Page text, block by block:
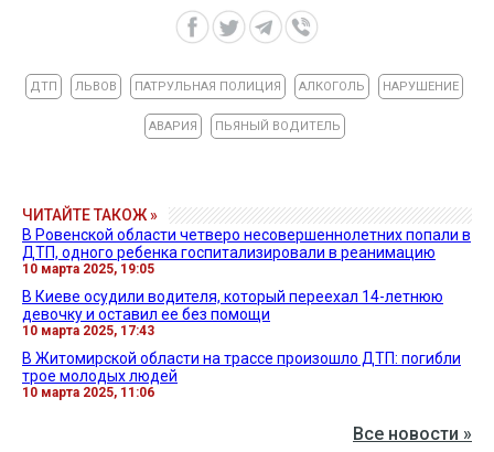
ДТП ЛЬВОВ ПАТРУЛЬНАЯ ПОЛИЦИЯ АЛКОГОЛЬ НАРУШЕНИЕ
АВАРИЯ ПЬЯНЫЙ ВОДИТЕЛЬ
ЧИТАЙТЕ ТАКОЖ »
В Ровенской области четверо несовершеннолетних попали в
ДТП, одного ребенка госпитализировали в реанимацию
10 марта 2025, 19:05
В Киеве осудили водителя, который переехал 14-летнюю
девочку и оставил ее без помощи
10 марта 2025, 17:43
В Житомирской области на трассе произошло ДТП: погибли
трое молодых людей
10 марта 2025, 11:06
Все новости »